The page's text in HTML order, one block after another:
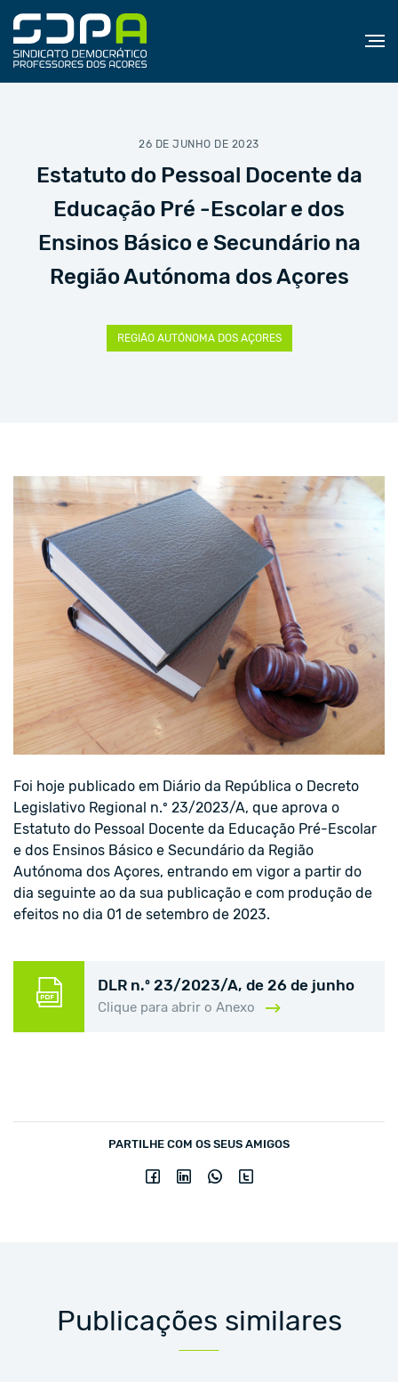
26 DE JUNHO DE 2023
Estatuto do Pessoal Docente da
Educação Pré -Escolar e dos
Ensinos Básico e Secundário na
Região Autónoma dos Açores
REGIÃO AUTÓNOMA DOS AÇORES
Foi hoje publicado em Diário da República o Decreto
Legislativo Regional n.º 23/2023/A, que aprova o
Estatuto do Pessoal Docente da Educação Pré-Escolar
e dos Ensinos Básico e Secundário da Região
Autónoma dos Açores, entrando em vigor a partir do
dia seguinte ao da sua publicação e com produção de
efeitos no dia 01 de setembro de 2023.
DLR n.º 23/2023/A, de 26 de junho
Clique para abrir o Anexo
PARTILHE COM OS SEUS AMIGOS
Publicações similares